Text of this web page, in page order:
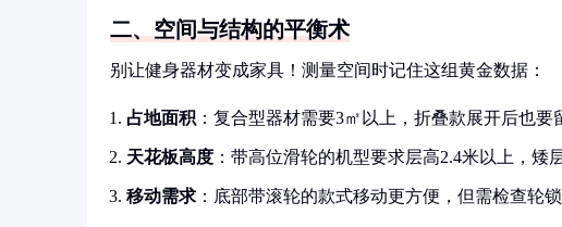
二、空间与结构的平衡术
别让健身器材变成家具！测量空间时记住这组黄金数据：
占地面积 ：复合型器材需要3㎡以上，折叠款展开后也要
天花板高度 ：带高位滑轮的机型要求层高2.4米以上，矮
移动需求 ：底部带滚轮的款式移动更方便，但需检查轮